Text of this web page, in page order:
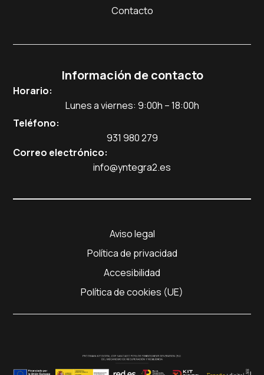
Contacto
Información de contacto
Horario:
Lunes a viernes: 9:00h – 18:00h
Teléfono:
931 980 279
Correo electrónico:
info@yntegra2.es
Aviso legal
Política de privacidad
Accesibilidad
Política de cookies (UE)